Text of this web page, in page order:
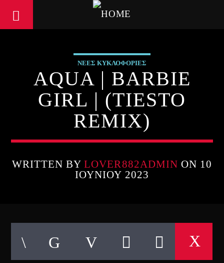
ΝΕΕΣ ΚΥΚΛΟΦΟΡΙΕΣ
AQUA | BARBIE
GIRL | (TIESTO
REMIX)
WRITTEN BYLOVER882ADMIN ON 10
ΙΟΥΝΊΟΥ 2023